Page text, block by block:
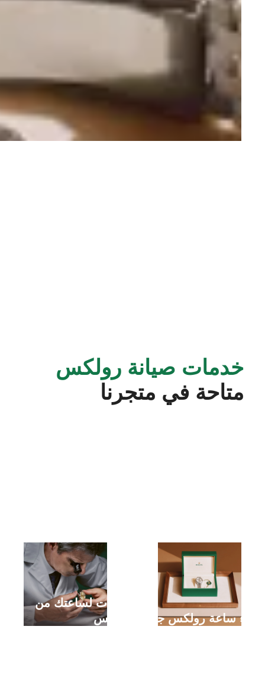
خدمات صيانة رولكس
متاحة في متجرنا
شراء ساعة رولكس جديدة
خدمات لساعتك من
رولكس